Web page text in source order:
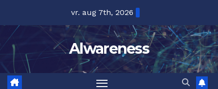
inhoud
vr. aug 7th, 2026
Alwareness